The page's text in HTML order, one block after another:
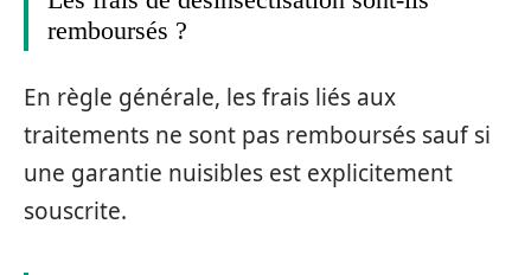
remboursés ?
En règle générale, les frais liés aux
traitements ne sont pas remboursés sauf si
une garantie nuisibles est explicitement
souscrite.